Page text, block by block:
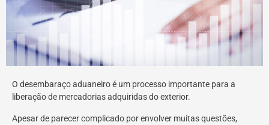
O desembaraço aduaneiro é um processo importante para a
liberação de mercadorias adquiridas do exterior.
Apesar de parecer complicado por envolver muitas questões,